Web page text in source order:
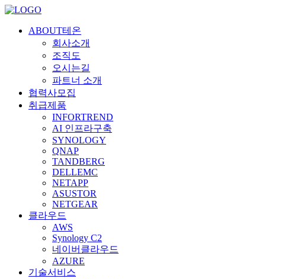
ABOUT테온
회사소개
조직도
오시는길
파트너 소개
협력사모집
취급제품
INFORTREND
AI 인프라구축
SYNOLOGY
QNAP
TANDBERG
DELLEMC
NETAPP
ASUSTOR
NETGEAR
클라우드
AWS
Synology C2
네이버클라우드
AZURE
기술서비스